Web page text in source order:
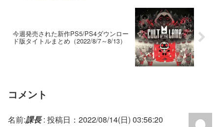
今週発売された新作PS5/PS4ダウンロー
ド版タイトルまとめ（2022/8/7～8/13）
コメント
名前:課長: 投稿日：2022/08/14(日) 03:56:20